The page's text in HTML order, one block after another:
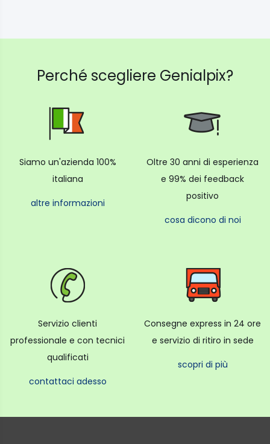
Perché scegliere Genialpix?
Siamo un'azienda 100%
italiana
altre informazioni
Oltre 30 anni di esperienza
e 99% dei feedback
positivo
cosa dicono di noi
Servizio clienti
professionale e con tecnici
qualificati
contattaci adesso
Consegne express in 24 ore
e servizio di ritiro in sede
scopri di più